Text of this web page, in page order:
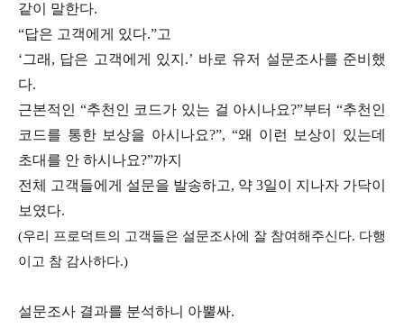
같이 말한다.
“답은 고객에게 있다.”고
‘그래, 답은 고객에게 있지.’ 바로 유저 설문조사를 준비했
다.
근본적인 “추천인 코드가 있는 걸 아시나요?”부터 “추천인
코드를 통한 보상을 아시나요?”, “왜 이런 보상이 있는데
초대를 안 하시나요?”까지
전체 고객들에게 설문을 발송하고, 약 3일이 지나자 가닥이
보였다.
(우리 프로덕트의 고객들은 설문조사에 잘 참여해주신다. 다행
이고 참 감사하다.)
​설문조사 결과를 분석하니 아뿔싸.